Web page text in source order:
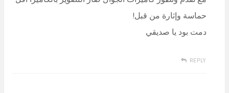
حماسة وإثارة من قبل!
دمت بود يا صديقي
REPLY